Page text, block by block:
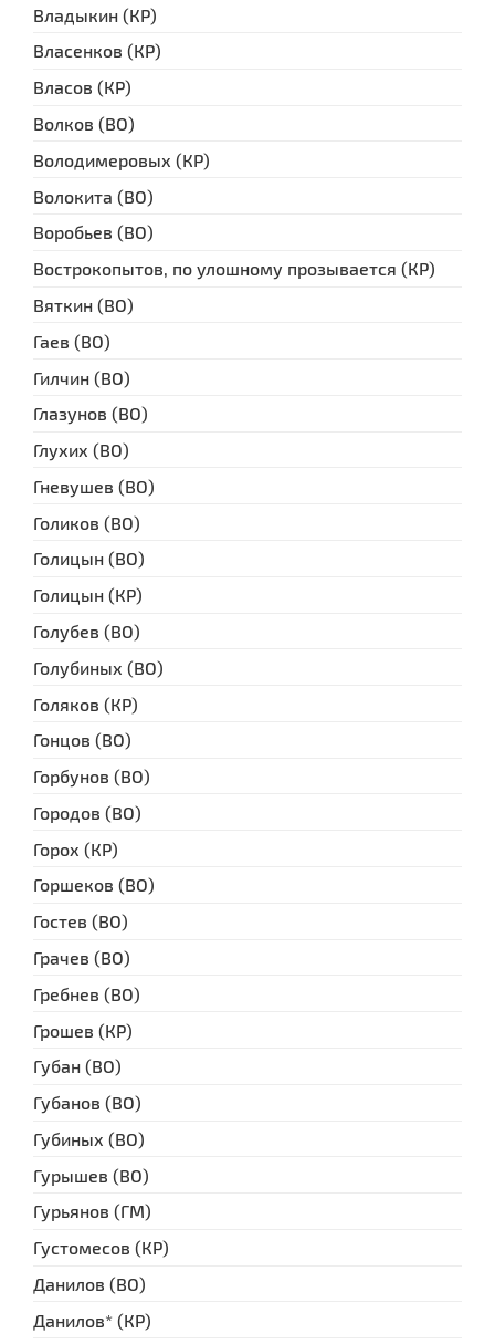
Владыкин (КР)
Власенков (КР)
Власов (КР)
Волков (ВО)
Володимеровых (КР)
Волокита (ВО)
Воробьев (ВО)
Вострокопытов, по улошному прозывается (КР)
Вяткин (ВО)
Гаев (ВО)
Гилчин (ВО)
Глазунов (ВО)
Глухих (ВО)
Гневушев (ВО)
Голиков (ВО)
Голицын (ВО)
Голицын (КР)
Голубев (ВО)
Голубиных (ВО)
Голяков (КР)
Гонцов (ВО)
Горбунов (ВО)
Городов (ВО)
Горох (КР)
Горшеков (ВО)
Гостев (ВО)
Грачев (ВО)
Гребнев (ВО)
Грошев (КР)
Губан (ВО)
Губанов (ВО)
Губиных (ВО)
Гурышев (ВО)
Гурьянов (ГМ)
Густомесов (КР)
Данилов (ВО)
Данилов* (КР)